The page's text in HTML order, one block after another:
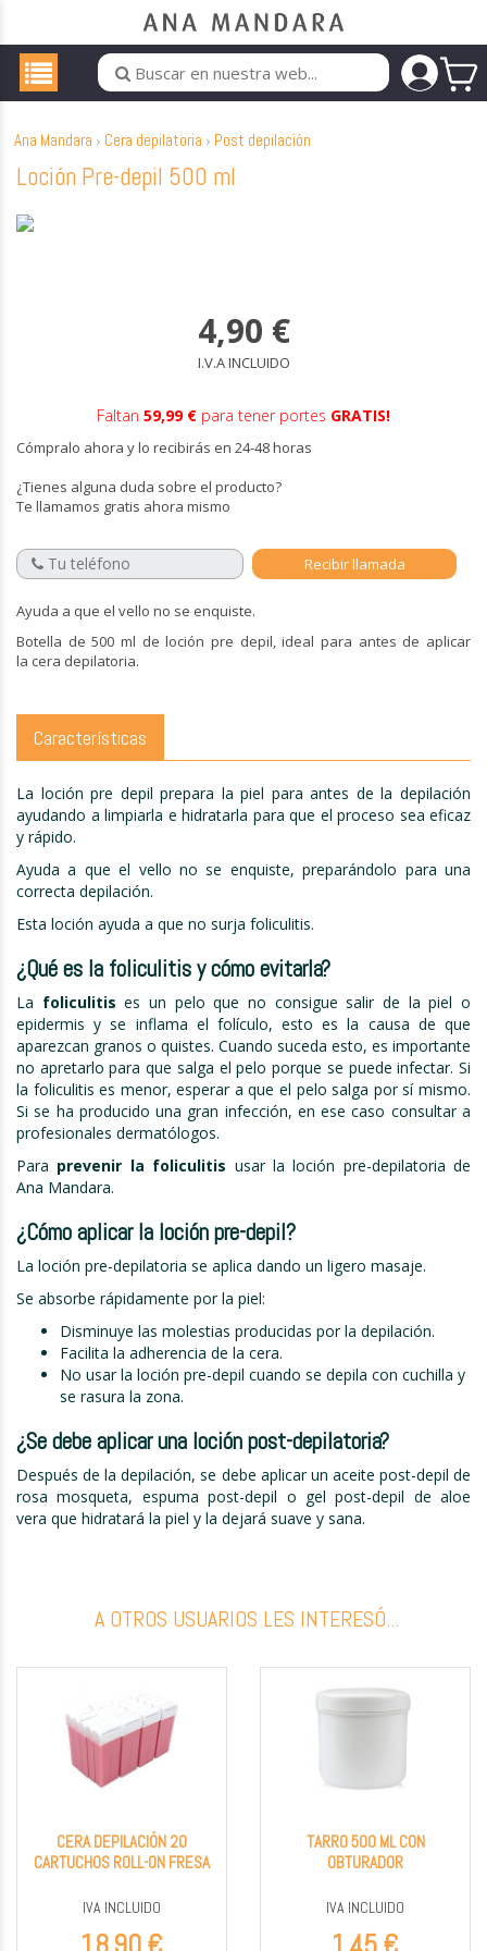
Ana Mandara Cera depilatoria Post depilación
Loción Pre-depil 500 ml
Ayuda a que el vello no se enquiste.
Botella de 500 ml de loción pre depil, ideal para antes de aplicar
la cera depilatoria.
4,90 €
I.V.A INCLUIDO
Faltan 59,99 € para tener portes GRATIS!
Cómpralo ahora y lo recibirás en 24-48 horas
¿Tienes alguna duda sobre el producto?
Te llamamos gratis ahora mismo
Características
La loción pre depil prepara la piel para antes de la depilación
ayudando a limpiarla e hidratarla para que el proceso sea eficaz
y rápido.
Ayuda a que el vello no se enquiste, preparándolo para una
correcta depilación.
Esta loción ayuda a que no surja foliculitis.
¿Qué es la foliculitisy cómoevitarla?
La foliculitis es un pelo que no consigue salir de la piel o
epidermis y se inflama el folículo, esto es la causa de que
aparezcan granos o quistes. Cuando suceda esto, es importante
no apretarlo para que salga el pelo porque se puede infectar. Si
la foliculitis es menor, esperar a que el pelo salga por sí mismo.
Si se ha producido una gran infección, en ese caso consultar a
profesionales dermatólogos.
Para prevenir la foliculitis usar la loción pre-depilatoria de
Ana Mandara.
¿Cómo aplicar la loción pre-depil?
La loción pre-depilatoria se aplica dando un ligero masaje.
Se absorbe rápidamente por la piel:
Disminuye las molestias producidas por la depilación.
Facilita la adherencia de la cera.
No usar la loción pre-depil cuando se depila con cuchilla y
se rasura la zona.
¿Se debe aplicar una loción post-depilatoria?
Después de la depilación, se debe aplicar un aceite post-depil de
rosa mosqueta, espuma post-depil o gel post-depil de aloe
vera que hidratará la piel y la dejará suave y sana.
A OTROS USUARIOS LES INTERESÓ...
CERA DEPILACIÓN 20
CARTUCHOS ROLL-ON FRESA
IVA INCLUIDO
TARRO 500 ML CON
OBTURADOR
IVA INCLUIDO